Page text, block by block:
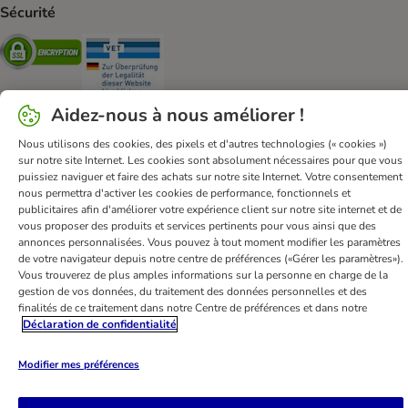
Sécurité
Security
FAQ & Contact
Conditions Générales de Vente
Mentions légales
Sécurité et confidentialité
Dispositions sur l’élimination des déchets
Frais et délai de livraison
Modes de paiement
Renoncer au contrat ici
Programme de fidélité
Application mobile
Programme d'affiliation
Déclaration d'accessibilité
Aidez-nous à nous améliorer !
Nous utilisons des cookies, des pixels et d'autres technologies (« cookies »)
sur notre site Internet. Les cookies sont absolument nécessaires pour que vous
puissiez naviguer et faire des achats sur notre site Internet. Votre consentement
nous permettra d'activer les cookies de performance, fonctionnels et
publicitaires afin d'améliorer votre expérience client sur notre site internet et de
vous proposer des produits et services pertinents pour vous ainsi que des
annonces personnalisées. Vous pouvez à tout moment modifier les paramètres
de votre navigateur depuis notre centre de préférences («Gérer les paramètres»).
Vous trouverez de plus amples informations sur la personne en charge de la
gestion de vos données, du traitement des données personnelles et des
finalités de ce traitement dans notre Centre de préférences et dans notre
Déclaration de confidentialité
Modifier mes préférences